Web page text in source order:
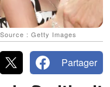
: Getty Images
Partager